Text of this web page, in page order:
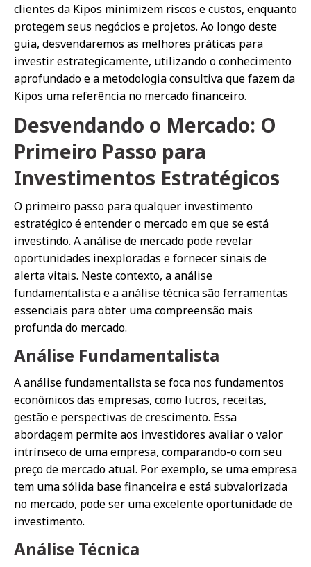
clientes da Kipos minimizem riscos e custos, enquanto
protegem seus negócios e projetos. Ao longo deste
guia, desvendaremos as melhores práticas para
investir estrategicamente, utilizando o conhecimento
aprofundado e a metodologia consultiva que fazem da
Kipos uma referência no mercado financeiro.
Desvendando o Mercado: O
Primeiro Passo para
Investimentos Estratégicos
O primeiro passo para qualquer investimento
estratégico é entender o mercado em que se está
investindo. A análise de mercado pode revelar
oportunidades inexploradas e fornecer sinais de
alerta vitais. Neste contexto, a análise
fundamentalista e a análise técnica são ferramentas
essenciais para obter uma compreensão mais
profunda do mercado.
Análise Fundamentalista
A análise fundamentalista se foca nos fundamentos
econômicos das empresas, como lucros, receitas,
gestão e perspectivas de crescimento. Essa
abordagem permite aos investidores avaliar o valor
intrínseco de uma empresa, comparando-o com seu
preço de mercado atual. Por exemplo, se uma empresa
tem uma sólida base financeira e está subvalorizada
no mercado, pode ser uma excelente oportunidade de
investimento.
Análise Técnica